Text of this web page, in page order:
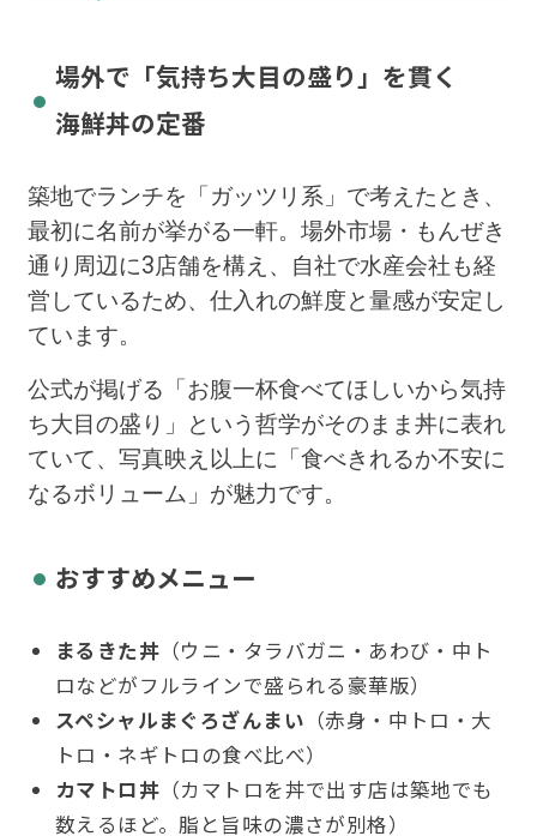
場外で「気持ち大目の盛り」を貫く
海鮮丼の定番
築地でランチを「ガッツリ系」で考えたとき、
最初に名前が挙がる一軒。場外市場・もんぜき
通り周辺に3店舗を構え、自社で水産会社も経
営しているため、仕入れの鮮度と量感が安定し
ています。
公式が掲げる「お腹一杯食べてほしいから気持
ち大目の盛り」という哲学がそのまま丼に表れ
ていて、写真映え以上に「食べきれるか不安に
なるボリューム」が魅力です。
おすすめメニュー
まるきた丼 （ウニ・タラバガニ・あわび・中ト
ロなどがフルラインで盛られる豪華版）
スペシャルまぐろざんまい （赤身・中トロ・大
トロ・ネギトロの食べ比べ）
カマトロ丼 （カマトロを丼で出す店は築地でも
数えるほど。脂と旨味の濃さが別格）